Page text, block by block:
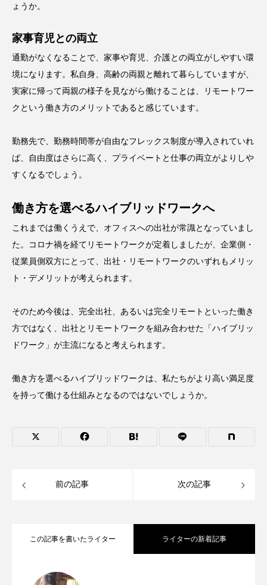
ょうか。
家事育児との両立
通勤がなくなることで、家事や育児、介護との両立がしやすい環
境になります。私自身、高齢の両親と離れて暮らしていますが、
実家に帰って両親の様子を見ながら働けることは、リモートワー
クという働き方のメリットであると感じています。
勤務先で、勤務時間帯が自由なフレックス制度が導入されていれ
ば、自由度はさらに高く、プライベートと仕事の両立がよりしや
すくなるでしょう。
働き方を選べるハイブリッドワークへ
これまでは働くうえで、オフィスへの出社が常識となっていまし
た。コロナ禍を経てリモートワークが定着しましたが、企業側・
従業員側双方にとって、出社・リモートワークのいずれもメリッ
ト・デメリットが考えられます。
そのため今後は、完全出社、あるいは完全リモートといった働き
方ではなく、出社とリモートワークを組み合わせた「ハイブリッ
ドワーク」が主流になると考えられます。
働き方を選べるハイブリッドワークは、私たちがより高い満足度
を持って働ける仕組みとなるのではないでしょうか。
前の記事 次の記事
この記事を書いたライター ライターの新着記事
2024.04.14